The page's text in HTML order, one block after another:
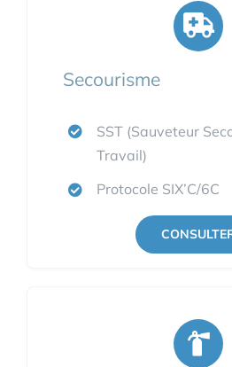
Secourisme
SST (Sauveteur
Travail)
Protocole SIX’C/6C